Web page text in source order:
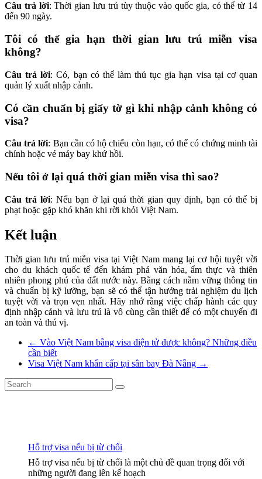
Câu trả lời: Thời gian lưu trú tùy thuộc vào quốc gia, có thể từ 14
đến 90 ngày.
Tôi có thể gia hạn thời gian lưu trú miễn visa
không?
Câu trả lời: Có, bạn có thể làm thủ tục gia hạn visa tại cơ quan
quản lý xuất nhập cảnh.
Có cần chuẩn bị giấy tờ gì khi nhập cảnh không có
visa?
Câu trả lời: Bạn cần có hộ chiếu còn hạn, có thể có chứng minh tài
chính hoặc vé máy bay khứ hồi.
Nếu tôi ở lại quá thời gian miễn visa thì sao?
Câu trả lời: Nếu bạn ở lại quá thời gian quy định, bạn có thể bị
phạt hoặc gặp khó khăn khi rời khỏi Việt Nam.
Kết luận
Thời gian lưu trú miễn visa tại Việt Nam mang lại cơ hội tuyệt vời
cho du khách quốc tế đến khám phá văn hóa, ẩm thực và thiên
nhiên phong phú của đất nước này. Bằng cách nắm vững thông tin
và chuẩn bị kỹ lưỡng, bạn sẽ có thể tận hưởng trải nghiệm du lịch
tuyệt vời và trọn vẹn nhất. Hãy nhớ rằng việc chấp hành các quy
định nhập cảnh và lưu trú là vô cùng cần thiết để có một chuyến đi
an toàn và thú vị.
← Vào Việt Nam bằng visa điện tử được không? Những điều
cần biết
Visa Việt Nam khẩn cấp tại sân bay Đà Nẵng →
Hỗ trợ visa nếu bị từ chối
Hỗ trợ visa nếu bị từ chối là một chủ đề quan trọng đối với
những người đang lên kế hoạch